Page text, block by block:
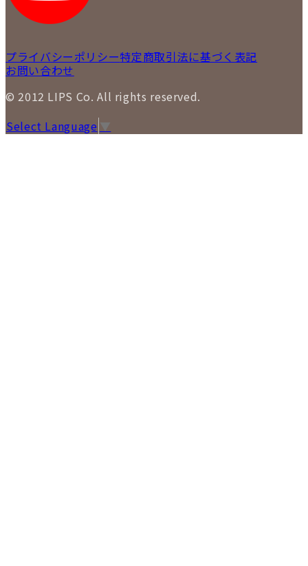
プライバシーポリシー特定商取引法に基づく表記
お問い合わせ
© 2012 LIPS Co. All rights reserved.
Select Language ▼